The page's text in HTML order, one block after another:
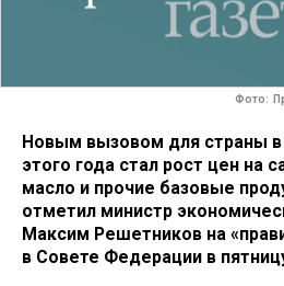
Фото:
Новым вызовом для страны в
этого года стал рост цен на
масло и прочие базовые
отметил министр
Максим Решетников на
в Совете Федерации в